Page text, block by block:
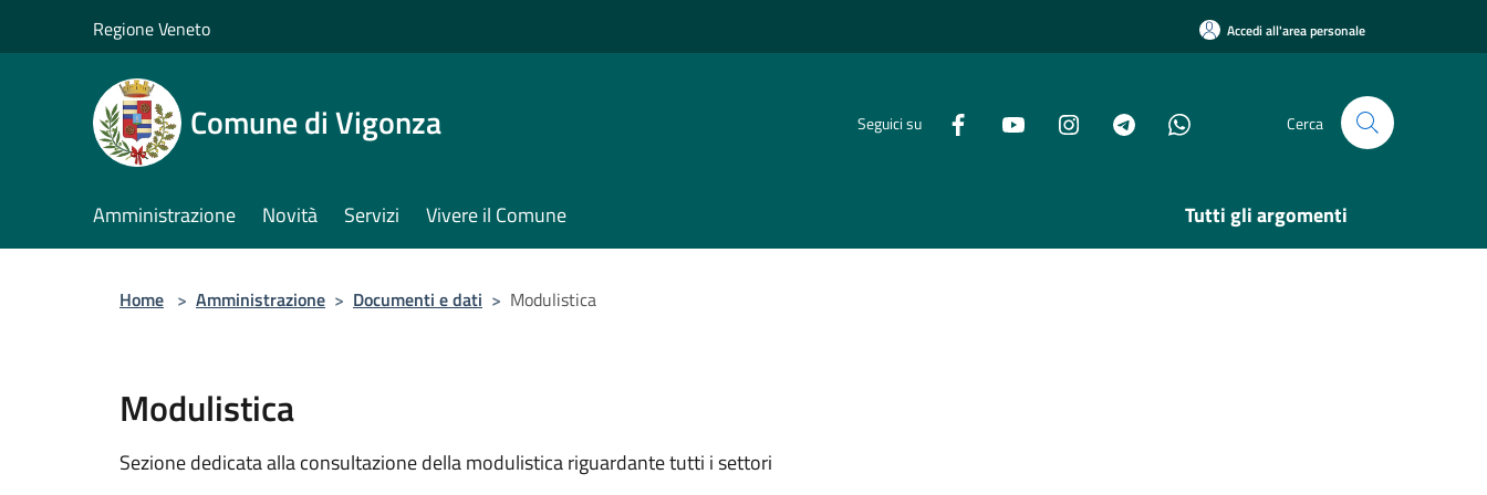
Regione Veneto Accedi all'area personale
Comune di Vigonza Seguici su Cerca
Amministrazione Novità Servizi Vivere il Comune Tutti gli argomenti
Home > Amministrazione > Documenti e dati > Modulistica
Modulistica
Sezione dedicata alla consultazione della modulistica riguardante tutti i settori